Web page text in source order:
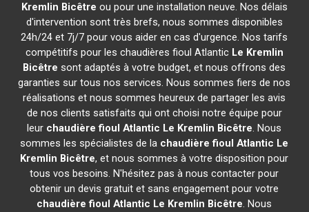
Kremlin Bicêtre ou pour une installation neuve. Nos délais
d'intervention sont très brefs, nous sommes disponibles
24h/24 et 7j/7 pour vous aider en cas d'urgence. Nos tarifs
compétitifs pour les chaudières fioul Atlantic Le Kremlin
Bicêtre sont adaptés à votre budget, et nous offrons des
garanties sur tous nos services. Nous sommes fiers de nos
réalisations et nous sommes heureux de partager les avis
de nos clients satisfaits qui ont choisi notre équipe pour
leur chaudière fioul Atlantic Le Kremlin Bicêtre. Nous
sommes les spécialistes de la chaudière fioul Atlantic Le
Kremlin Bicêtre, et nous sommes à votre disposition pour
tous vos besoins. N'hésitez pas à nous contacter pour
obtenir un devis gratuit et sans engagement pour votre
chaudière fioul Atlantic Le Kremlin Bicêtre. Nous